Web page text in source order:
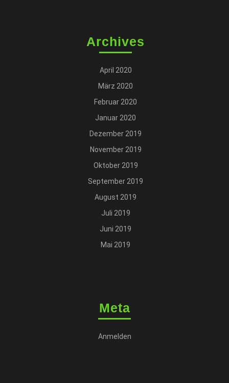
Archives
April 2020
März 2020
Februar 2020
Januar 2020
Dezember 2019
November 2019
Oktober 2019
September 2019
August 2019
Juli 2019
Juni 2019
Mai 2019
Meta
Anmelden